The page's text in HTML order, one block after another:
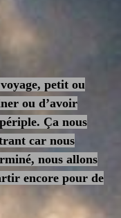
petit ou
ou d’avoir
Ça nous
car nous
nous allons
encore pour de